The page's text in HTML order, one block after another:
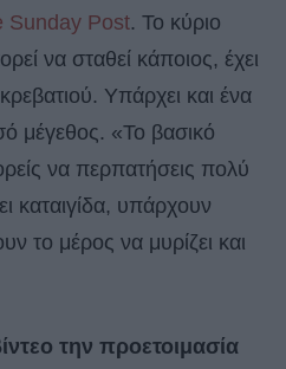
Sunday Post. Το κύριο
να σταθεί κάποιος, έχει
Υπάρχει και ένα
μέγεθος. «Το βασικό
να περπατήσεις πολύ
καταιγίδα, υπάρχουν
το μέρος να μυρίζει και
την προετοιμασία